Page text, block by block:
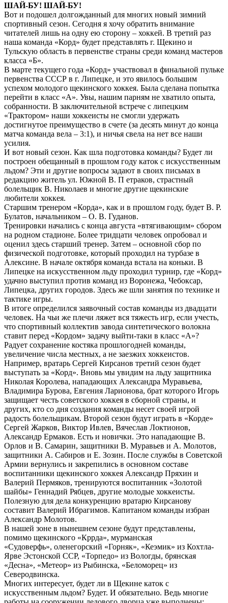
ШАЙ-БУ! ШАЙ-БУ!
Вот и подошел долгожданный для многих новый зимний
спортивный сезон. Сегодня я хочу обратить внимание
читателей лишь на одну ею сторону – хоккей. В третий раз
наша команда «Корд» будет представлять г. Щекино и
Тульскую область в первенстве страны среди команд мастеров
класса «Б».
В марте текущего года «Корд» участвовал в финальной пульке
первенства СССР в г. Липецке, и это явилось большим
успехом молодого щекинского хоккея. Была сделана попытка
перейти в класс «А». Увы, нашим парням не хватило опыта,
собранности. В заключительной встрече с липецким
«Трактором» наши хоккеисты не смогли удержать
достигнутое преимущество в счете (за десять минут до конца
матча команда вела – 3:1), и ничья свела на нет все наши
усилия.
И вот новый сезон. Как шла подготовка команды? Будет ли
построен обещанный в прошлом году каток с искусственным
льдом? Эти и другие вопросы задают в своих письмах в
редакцию житель ул. Южной В. П етраков, страстный
болельщик В. Николаев и многие другие щекинские
любители хоккея.
Старшим тренером «Корда», как и в прошлом году, будет В. Р.
Булатов, начальником – О. В. Гуданов.
Тренировки начались с конца августа «втягивающим» сбором
на родном стадионе. Более тридцати человек опробовал и
оценил здесь старший тренер. Затем – основной сбор по
физической подготовке, который проходил на турбазе в
Алексине. В начале октября команда встала на коньки. В
Липецке на искусственном льду проходил турнир, где «Корд»
удачно выступил против команд из Воронежа, Чебоксар,
Липецка, других городов. Здесь же шли занятия по технике и
тактике игры.
В итоге определился заявочный состав команды из двадцати
человек. На чьи же плечи ляжет вся тяжесть игр, если учесть,
что спортивный коллектив завода синтетического волокна
ставит перед «Кордом» задачу выйти-таки в класс «А»?
Радует сохранение костяка прошлогодней команды,
увеличение числа местных, а не заезжих хоккеистов.
Например, вратарь Сергей Кирсанов третий сезон будет
выступать за «Корд». Вновь мы увидим на льду защитника
Николая Королева, нападающих Александра Муравьева,
Владимира Бурова, Евгения Ларионова, брат которого Игорь
защищает честь советского хоккея в сборной страны, и
других, кто со дня создания команды несет своей игрой
радость болельщикам. Второй сезон будут играть в «Корде»
Сергей Жарков, Виктор Ивлев, Вячеслав Локтионов,
Александр Ермаков. Есть и новички. Это нападающие В.
Орлов и В. Самарин, защитники В. Муравьев и А. Молотов,
защитники А. Сабиров и Е. Зозин. После службы в Советской
Армии вернулись и закрепились в основном составе
воспитанники щекинского хоккея Александр Пряхин и
Валерий Пермяков, тренируются воспитанник «Золотой
шайбы» Геннадий Рябцев, другие молодые хоккеисты.
Полезную для дела конкуренцию вратарю Кирсанову
составит Валерий Ибрагимов. Капитаном команды избран
Александр Молотов.
В нашей зоне в нынешнем сезоне будут представлены,
помимо щекинского «Кррда», мурманская
«Судоверфь», оленегорский «Горняк», «Кеэмик» из Кохтла-
Ярве Эстонской ССР, «Торпедо» из Вологды, брянская
«Десна», «Метеор» из Рыбинска, «Беломорец» из
Северодвинска.
Многих интересует, будет ли в Щекине каток с
искусственным льдом? Будет. И обязательно. Ведь многие